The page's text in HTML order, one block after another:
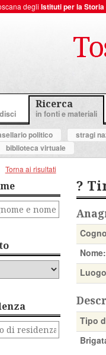
degli Istituti per la
Ricerca
in fonti e materiali
politico stragi
biblioteca virtuale
Torna ai risultati
?
Nome:
Tipo